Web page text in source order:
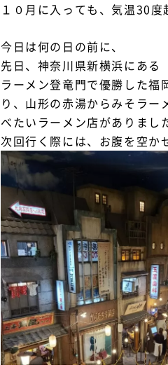
１０月に入っても、気温30度
今日は何の日の前に、
先日、神奈川県新横浜にある
ラーメン登竜門で優勝した福
り、山形の赤湯からみそラ
べたいラーメン店がありまし
次回行く際には、お腹を空か